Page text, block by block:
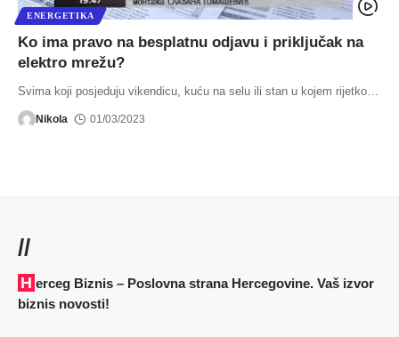
ENERGETIKA
Ko ima pravo na besplatnu odjavu i priključak na
elektro mrežu?
Svima koji posjeduju vikendicu, kuću na selu ili stan u kojem rijetko
Nikola 01/03/2023
//
Herceg Biznis – Poslovna strana Hercegovine. Vaš izvor
biznis novosti!